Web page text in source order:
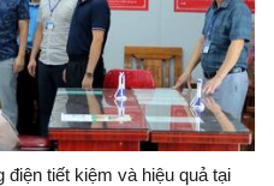
tiết kiệm và hiệu quả tại